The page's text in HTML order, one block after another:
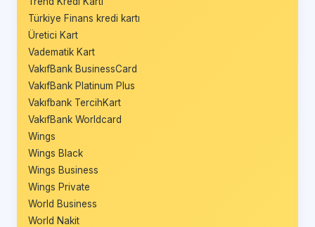
Türkiye Finans kredi kartı
Üretici Kart
Vadematik Kart
VakıfBank BusinessCard
VakıfBank Platinum Plus
Vakıfbank TercihKart
VakıfBank Worldcard
Wings
Wings Black
Wings Business
Wings Private
World Business
World Nakit